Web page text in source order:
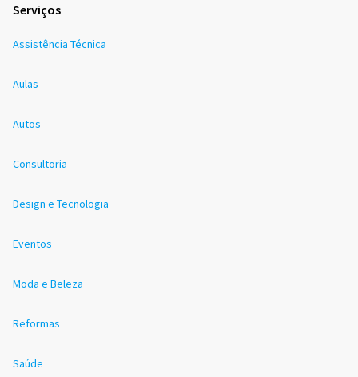
Serviços
Assistência Técnica
Aulas
Autos
Consultoria
Design e Tecnologia
Eventos
Moda e Beleza
Reformas
Saúde